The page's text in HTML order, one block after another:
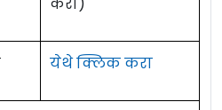
करा)
येथे क्लिक करा